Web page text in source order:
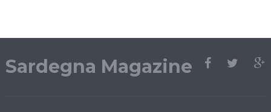
Sardegna Magazine